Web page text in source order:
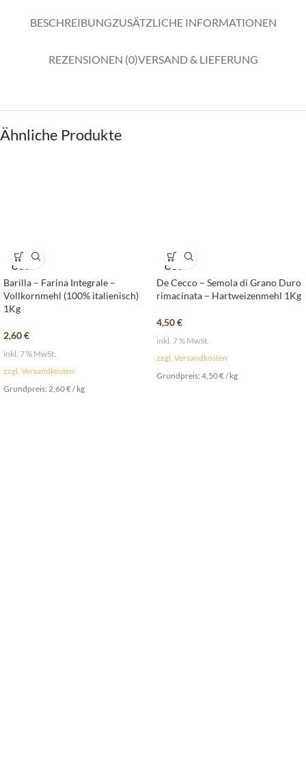
BESCHREIBUNGZUSÄTZLICHE INFORMATIONEN
REZENSIONEN (0)VERSAND & LIEFERUNG
Ähnliche Produkte
SOLD
OUT
Barilla – Farina Integrale –
Vollkornmehl (100% italienisch)
1Kg
2,60€
inkl. 7 % MwSt.
zzgl. Versandkosten
Grundpreis: 2,60€/kg
SOLD
OUT
De Cecco – Semola di Grano Duro
rimacinata – Hartweizenmehl 1Kg
4,50€
inkl. 7 % MwSt.
zzgl. Versandkosten
Grundpreis: 4,50€/kg